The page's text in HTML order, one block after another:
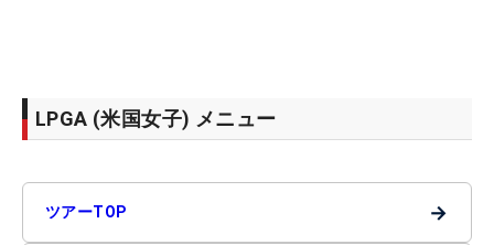
LPGA (米国女子) メニュー
ツアーTOP →